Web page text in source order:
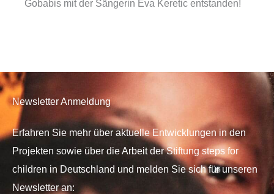
Gobabis mit der Sängerin Eva Keretic entstanden!
Newsletter Anmeldung
Erfahren Sie mehr über aktuelle Entwicklungen in den
Projekten sowie über die Arbeit der Stiftung steps for
children in Deutschland und melden Sie sich für unseren
Newsletter an: